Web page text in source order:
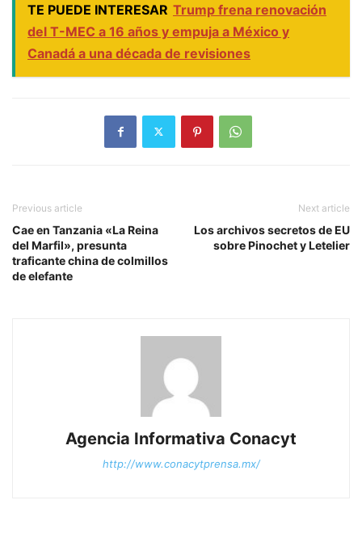
TE PUEDE INTERESAR Trump frena renovación
del T-MEC a 16 años y empuja a México y
Canadá a una década de revisiones
Previous article
Cae en Tanzania «La Reina
del Marfil», presunta
traficante china de colmillos
de elefante
Next article
Los archivos secretos de EU
sobre Pinochet y Letelier
Agencia Informativa Conacyt
http://www.conacytprensa.mx/